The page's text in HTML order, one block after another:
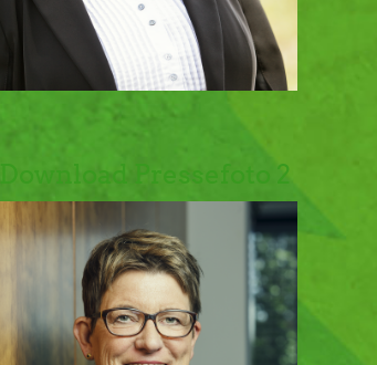
Download Pressefoto 2